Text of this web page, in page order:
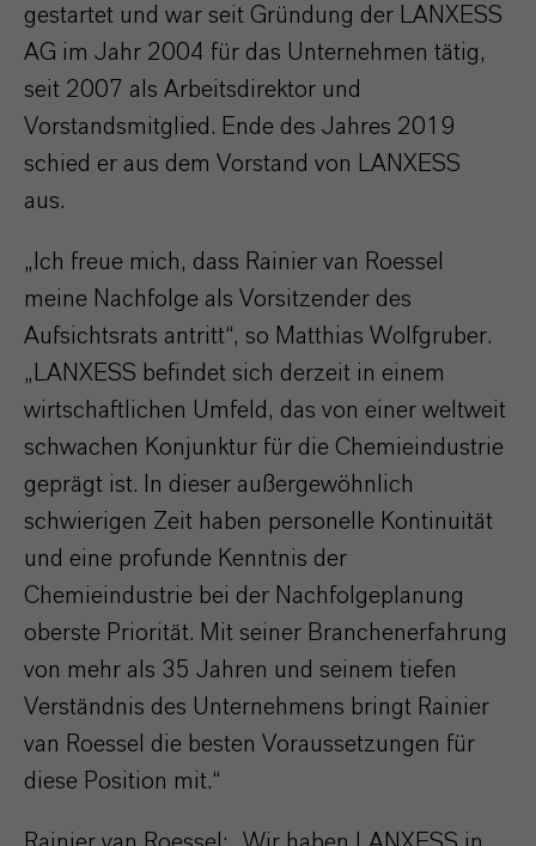
gestartet und war seit Gründung der LANXESS
AG im Jahr 2004 für das Unternehmen tätig,
seit 2007 als Arbeitsdirektor und
Vorstandsmitglied. Ende des Jahres 2019
schied er aus dem Vorstand von LANXESS
aus.
„Ich freue mich, dass Rainier van Roessel
meine Nachfolge als Vorsitzender des
Aufsichtsrats antritt“, so Matthias Wolfgruber.
„LANXESS befindet sich derzeit in einem
wirtschaftlichen Umfeld, das von einer weltweit
schwachen Konjunktur für die Chemieindustrie
geprägt ist. In dieser außergewöhnlich
schwierigen Zeit haben personelle Kontinuität
und eine profunde Kenntnis der
Chemieindustrie bei der Nachfolgeplanung
oberste Priorität. Mit seiner Branchenerfahrung
von mehr als 35 Jahren und seinem tiefen
Verständnis des Unternehmens bringt Rainier
van Roessel die besten Voraussetzungen für
diese Position mit.“